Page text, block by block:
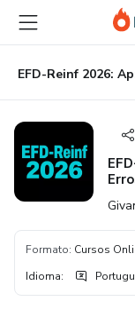
para
conteúdo
principal
para
pagamento
para
rodapé
Formato: Cursos
Idioma: